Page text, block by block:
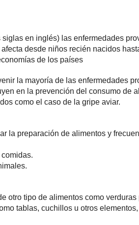
en inglés) las enfermedades
desde niños recién nacidos
de los países
la mayoría de las enfermedades
en la prevención del consumo de
como el caso de la gripe aviar.
la preparación de alimentos y
otro tipo de alimentos como verduras
tablas, cuchillos u otros